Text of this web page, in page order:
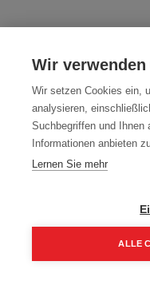
M18FPD3-0
Artikelnummer:
Milwaukee Akku
219,00€ 279,00€
262,80 € inkl. Mwst
Wir
Wir setzen Cookies ein,
analysieren,
Suchbegriffen und Ihnen
Informationen anbieten
Lernen Sie mehr
ALLE